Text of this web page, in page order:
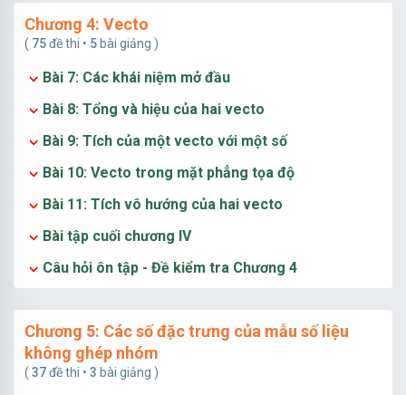
Chương 4: Vecto
( 75đề thi • 5 bài giảng )
Bài 7: Các khái niệm mở đầu
Bài 8: Tổng và hiệu của hai vecto
Bài 9: Tích của một vecto với một số
Bài 10: Vecto trong mặt phẳng tọa độ
Bài 11: Tích vô hướng của hai vecto
Bài tập cuối chương IV
Câu hỏi ôn tập - Đề kiểm tra Chương 4
Chương 5: Các số đặc trưng của mẫu số liệu
không ghép nhóm
( 37đề thi • 3 bài giảng )